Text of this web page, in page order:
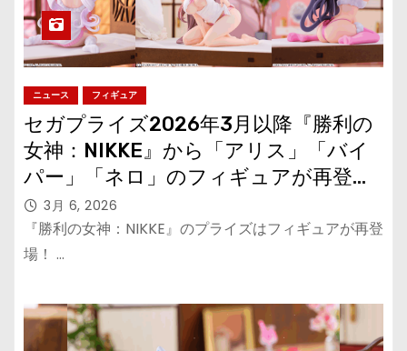
ニュース フィギュア
セガプライズ2026年3月以降『勝利の
女神：NIKKE』から「アリス」「バイ
パー」「ネロ」のフィギュアが再登
場！3月 6, 2026
『勝利の女神：NIKKE』のプライズはフィギュアが再登
場！ …